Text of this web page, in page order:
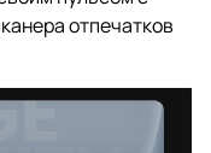
отпечатков